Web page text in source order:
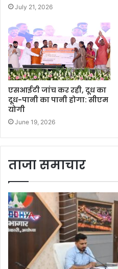
July 21, 2026
एसआईटी जांच कर रही, दूध का
दूध-पानी का पानी होगा: सीएम
योगी
June 19, 2026
ताजा समाचार